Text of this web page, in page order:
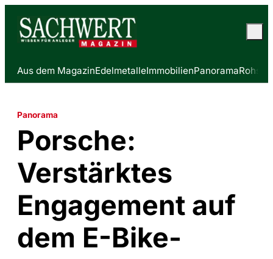
Aus dem MagazinEdelmetalleImmobilienPanorama
Panorama
Porsche:
Verstärktes
Engagement auf
dem E-Bike-